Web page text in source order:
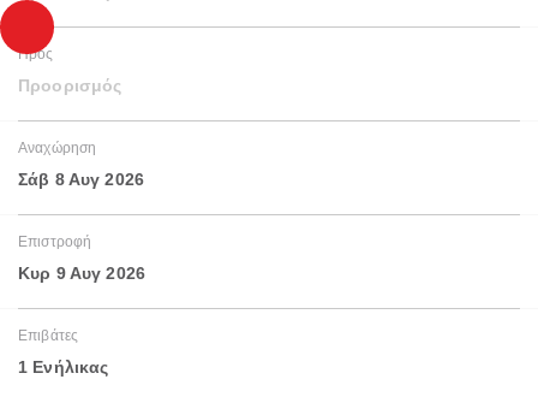
Προς
Προορισμός
Αναχώρηση
Σάβ 8 Αυγ 2026
Επιστροφή
Κυρ 9 Αυγ 2026
Επιβάτες
1 Ενήλικας